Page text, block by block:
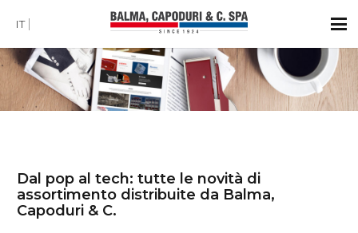
IT
Dal pop al tech: tutte le novità di
assortimento distribuite da Balma,
Capoduri & C.